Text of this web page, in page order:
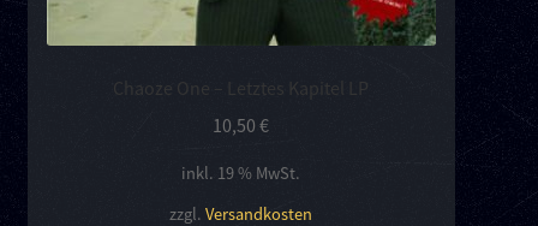
Chaoze One – Letztes Kapitel LP
10,50€
inkl. 19 % MwSt.
zzgl.Versandkosten